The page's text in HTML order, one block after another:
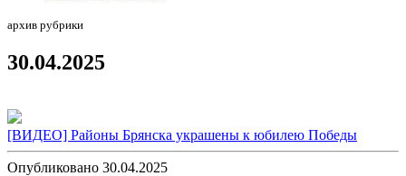
архив рубрики
30.04.2025
[ВИДЕО] Районы Брянска украшены к юбилею Победы
Опубликовано 30.04.2025